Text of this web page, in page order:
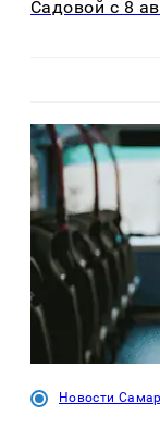
Садовой с 8
Новости